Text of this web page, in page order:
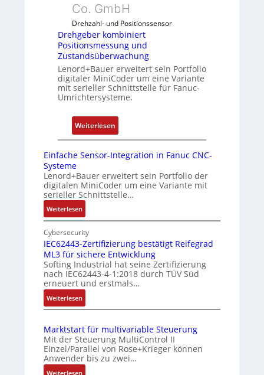
g
u
r
i
e
r
e
n
n
R
a
s
b
e
r
P
b
i
n
i
r
t
P
i
o
n
s
e
s
u
n
g
n
Z
u
s
Co. GmbH
Drehzahl- und Positionssensor
Drehgeber kombiniert
Positionsmessung und
Zustandsüberwachung
Lenord+Bauer erweitert sein Portfolio
digitaler MiniCoder um eine Variante
mit serieller Schnittstelle für Fanuc-
Umrichtersysteme.
Weiterlesen
D
h
g
e
e
k
o
m
b
n
e
r
t
Einfache Sensor-Integration in Fanuc CNC-
Systeme
Lenord+Bauer erweitert sein Portfolio der
digitalen MiniCoder um eine Variante mit
serieller Schnittstelle…
Weiterlesen:
E
i
n
f
a
c
h
e
S
n
s
o
r
Cybersecurity
IEC62443-Zertifizierung bestätigt Reifegrad
ML3 für sichere Entwicklung
Softing Industrial hat seine Zertifizierung
nach IEC62443-4-1:2018 durch TÜV Süd
erneuert und erstmals…
Weiterlesen:
I
C
6
2
4
Marktstart für multivariable Steuerung
Mit der Steuerung MultiControl II
Einzel/Parallel von Rose+Krieger können
Anwender bis zu zwei…
Weiterlesen: